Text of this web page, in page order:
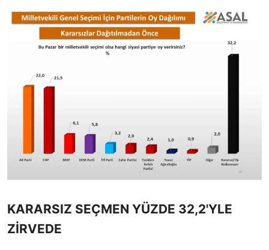
KARARSIZ SEÇMEN YÜZDE 32,2'YLE
ZİRVEDE